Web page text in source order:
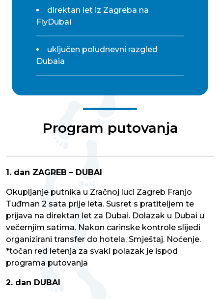
direktan let iz Zagreba na
FlyDubai
uključen poludnevni razgled
Dubaia
Program putovanja
1. dan ZAGREB – DUBAI
Okupljanje putnika u Zračnoj luci Zagreb Franjo
Tuđman 2 sata prije leta. Susret s pratiteljem te
prijava na direktan let za Dubai. Dolazak u Dubai u
večernjim satima. Nakon carinske kontrole slijedi
organizirani transfer do hotela. Smještaj. Noćenje.
*točan red letenja za svaki polazak je ispod
programa putovanja
2. dan DUBAI